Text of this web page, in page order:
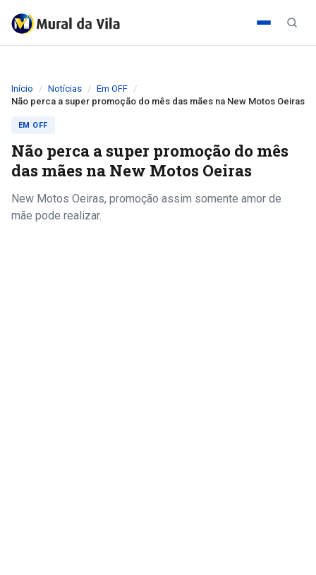
Início Notícias
Em OFF
Não perca a super promoção do mês das mães na New Motos Oeiras
EM OFF
Não perca a super promoção do mês
das mães na New Motos Oeiras
New Motos Oeiras, promoção assim somente amor de
mãe pode realizar.